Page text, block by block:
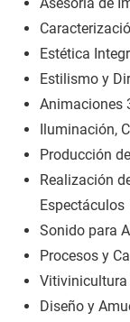
Estética
Estilismo y
Animaciones
Iluminación,
Producción
Realización
Espectáculos
Sonido para
Procesos y
Vitivinicultura
Diseño y